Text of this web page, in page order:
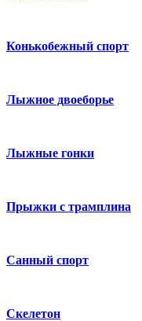
Конькобежный спорт
Лыжное двоеборье
Лыжные гонки
Прыжки с трамплина
Санный спорт
Скелетон